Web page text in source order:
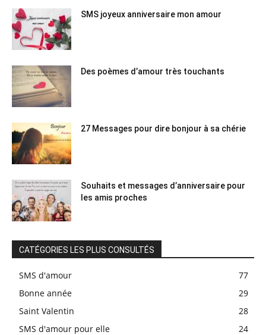
SMS joyeux anniversaire mon amour
Des poèmes d’amour très touchants
27 Messages pour dire bonjour à sa chérie
Souhaits et messages d’anniversaire pour
les amis proches
CATÉGORIES LES PLUS CONSULTÉS
SMS d'amour
77
Bonne année
29
Saint Valentin
28
SMS d'amour pour elle
24